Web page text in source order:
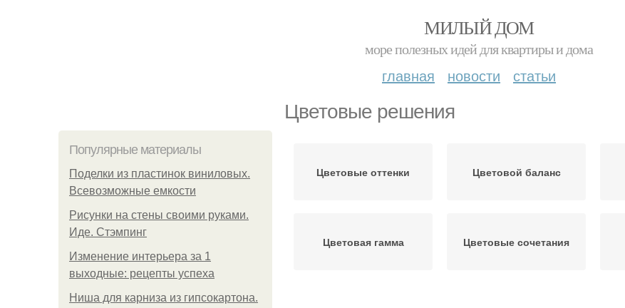
МИЛЫЙ ДОМ
море полезных идей для квартиры и дома
главная новости статьи
Цветовые решения
Популярные материалы
Поделки из пластинок виниловых.
Всевозможные емкости
Рисунки на стены своими руками.
Иде. Стэмпинг
Изменение интерьера за 1
выходные: рецепты успеха
Ниша для карниза из гипсокартона.
Цветовые оттенки Цветовой баланс
Цветовая гамма Цветовые сочетания